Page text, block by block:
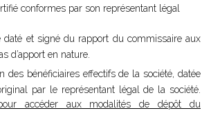
conformes par son représentant légal
daté et signé du rapport du commissaire aux
d’apport en nature.
des bénéficiaires effectifs de la société, datée
par le représentant légal de la société.
accéder aux modalités de dépôt du